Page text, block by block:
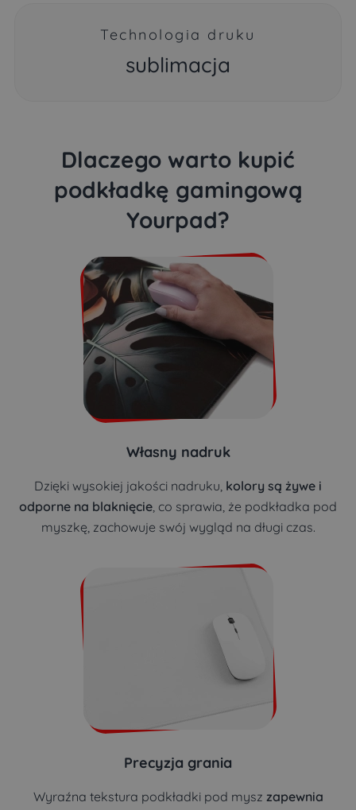
Technologia druku
sublimacja
Dlaczego warto kupić
podkładkę gamingową
Yourpad?
Własny nadruk
Dzięki wysokiej jakości nadruku, kolory są żywe i
odporne na blaknięcie, co sprawia, że podkładka pod
myszkę, zachowuje swój wygląd na długi czas.
Precyzja grania
Wyraźna tekstura podkładki pod mysz zapewnia